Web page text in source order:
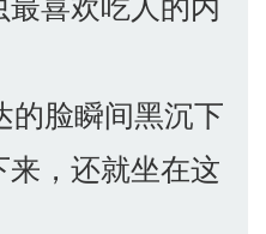
脸瞬间黑沉下
，还就坐在这